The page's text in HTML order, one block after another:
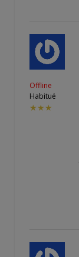
Offline
Habitué
★★★